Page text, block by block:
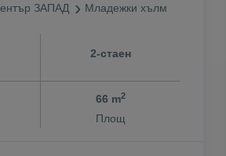
ЗАПАД Младежки хълм
2-стаен
66 m2
Площ